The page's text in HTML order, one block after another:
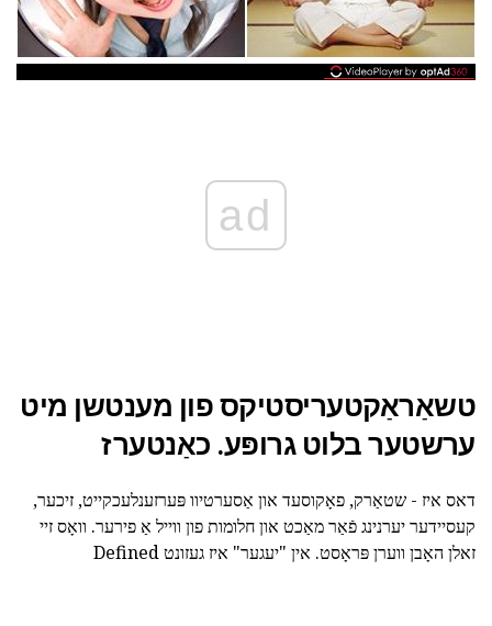
ad
טשאַראַקטעריסטיקס פון מענטשן מיט
ערשטער בלוט גרופּע. כאַנטערז
דאס איז - שטאַרק, פאָקוסעד און אַסערטיוו פּערזענלעכקייט, זיכער,
קעסיידער יערנינג פֿאַר מאַכט און חלומות פון ווייל אַ פירער. וואָס זיי
זאלן האָבן ווערן פּראָסט. אין "יעגער" איז געזונט Defined